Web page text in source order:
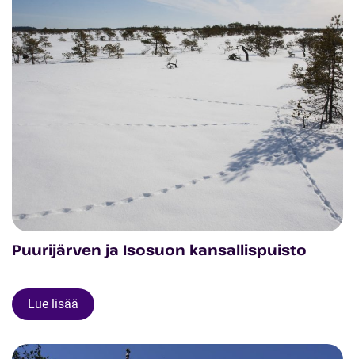
Puurijärven ja Isosuon kansallispuisto
Lue lisää